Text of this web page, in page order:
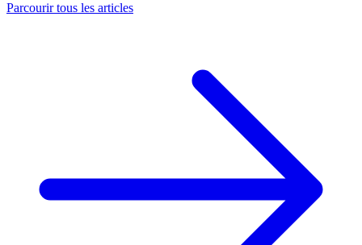
Parcourir tous les articles